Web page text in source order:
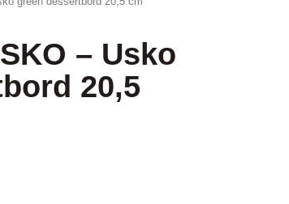
– Usko
20,5